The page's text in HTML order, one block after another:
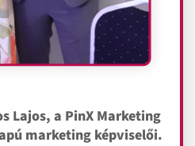
Lajos, a PinX Marketing
marketing képviselői.